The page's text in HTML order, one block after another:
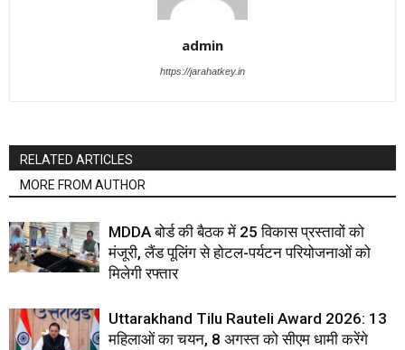
admin
https://jarahatkey.in
RELATED ARTICLES
MORE FROM AUTHOR
MDDA बोर्ड की बैठक में 25 विकास प्रस्तावों को
मंजूरी, लैंड पूलिंग से होटल-पर्यटन परियोजनाओं को
मिलेगी रफ्तार
Uttarakhand Tilu Rauteli Award 2026: 13
महिलाओं का चयन, 8 अगस्त को सीएम धामी करेंगे